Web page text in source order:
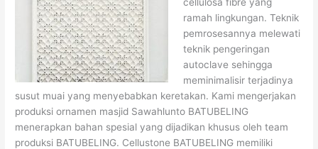
ramah lingkungan. Teknik
pemrosesannya melewati
teknik pengeringan
autoclave sehingga
meminimalisir terjadinya
susut muai yang menyebabkan keretakan. Kami mengerjakan
produksi ornamen masjid Sawahlunto BATUBELING
menerapkan bahan spesial yang dijadikan khusus oleh team
produksi BATUBELING. Cellustone BATUBELING memiliki